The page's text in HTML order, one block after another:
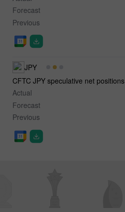
Forecast
Previous
JPY
CFTC JPY speculative net positions
Actual
Forecast
Previous